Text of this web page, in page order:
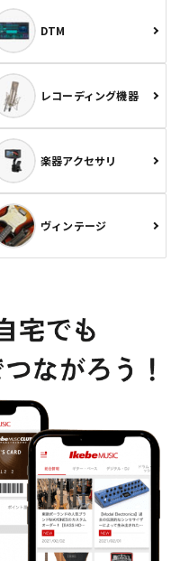
DTM
レコーディング機器
楽器アクセサリ
ヴィンテージ